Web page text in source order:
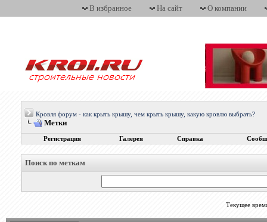
В избранное На сайт О компании
Кровля форум - как крыть крышу, чем крыть крышу, какую кровлю выбрать?
Метки
Регистрация Галерея Справка
Поиск по меткам
Текущее